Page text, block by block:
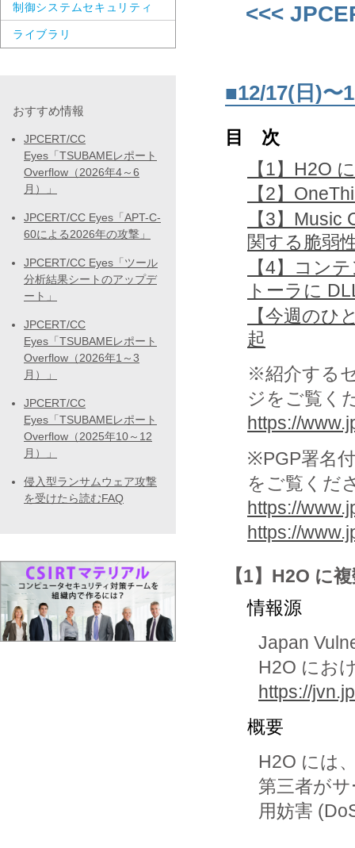
<<<
■12/17(日)〜
目 次
【1】H2O
【2】
【3】
関する脆弱
【4】コン
トーラに
【今週のひ
起
※紹介する
ジをご覧く
https://
※PGP署名
をご覧くだ
https://
https://
【1】H2O に
情報源
Japan
H2O にお
https://
概要
H2O には
第三者が
用妨害
制御システムセキュリティ
ライブラリ
おすすめ情報
JPCERT/CC
Eyes「TSUBAMEレポート
Overflow（2026年4～6
月）」
JPCERT/CC Eyes「APT-C-
60による2026年の攻撃」
JPCERT/CC Eyes「ツール
分析結果シートのアップデ
ート」
JPCERT/CC
Eyes「TSUBAMEレポート
Overflow（2026年1～3
月）」
JPCERT/CC
Eyes「TSUBAMEレポート
Overflow（2025年10～12
月）」
侵入型ランサムウェア攻撃
を受けたら読むFAQ